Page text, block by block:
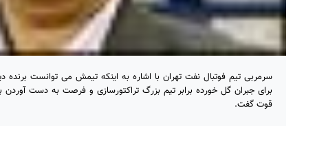
سرمربی تیم فوتبال نفت تهران با اشاره به اینکه تیمش می توانست برنده
برای جبران گل خورده برابر تیم بزرگ تراکتورسازی و فرصت به دست آوردن
قوت گفت.